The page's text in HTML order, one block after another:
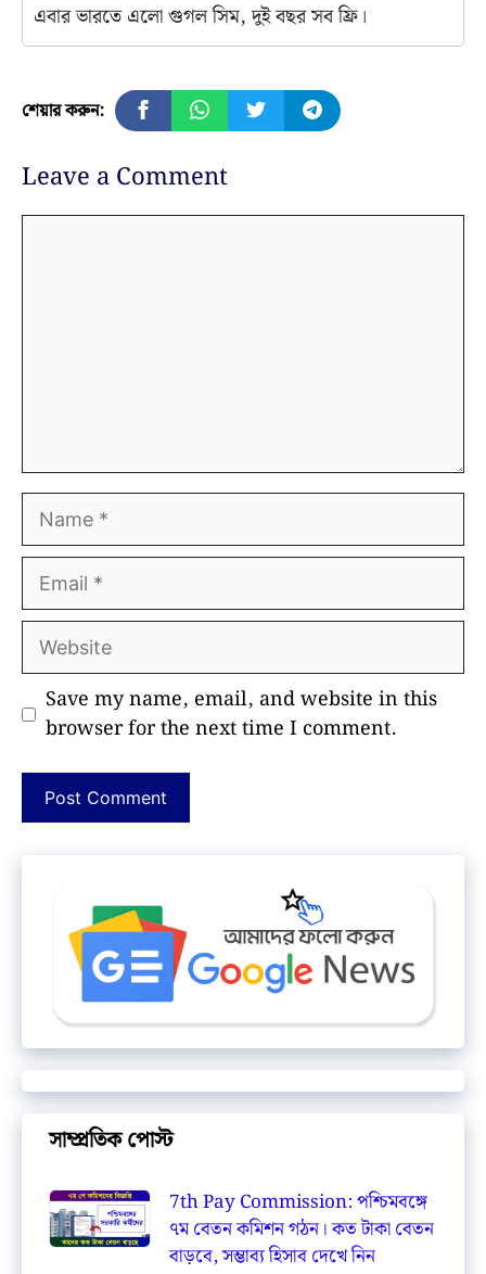
এবার ভারতে এলো গুগল সিম, দুই বছর সব ফ্রি।
শেয়ার করুন:
Leave a Comment
Name
Email
Website
Save my name, email, and website in this
browser for the next time I comment.
সাম্প্রতিক পোস্ট
7th Pay Commission: পশ্চিমবঙ্গে
৭ম বেতন কমিশন গঠন। কত টাকা বেতন
বাড়বে, সম্ভাব্য হিসাব দেখে নিন